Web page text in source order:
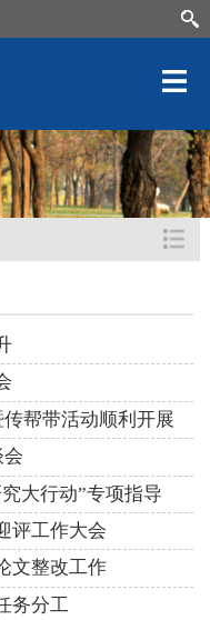
帮带活动顺利开展
会
大行动”专项指导
评工作大会
文整改工作
务分工